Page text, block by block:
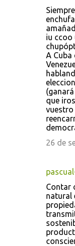
iu ccoo
A Cuba
que
26 de
Contar
natural